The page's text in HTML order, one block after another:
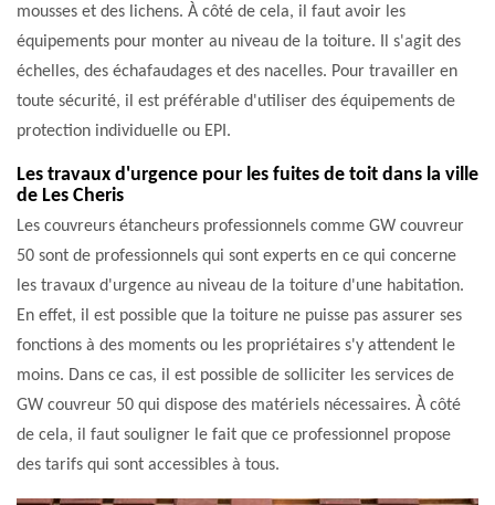
mousses et des lichens. À côté de cela, il faut avoir les
équipements pour monter au niveau de la toiture. Il s'agit des
échelles, des échafaudages et des nacelles. Pour travailler en
toute sécurité, il est préférable d'utiliser des équipements de
protection individuelle ou EPI.
Les travaux d'urgence pour les fuites de toit dans la ville
de Les Cheris
Les couvreurs étancheurs professionnels comme GW couvreur
50 sont de professionnels qui sont experts en ce qui concerne
les travaux d'urgence au niveau de la toiture d'une habitation.
En effet, il est possible que la toiture ne puisse pas assurer ses
fonctions à des moments ou les propriétaires s'y attendent le
moins. Dans ce cas, il est possible de solliciter les services de
GW couvreur 50 qui dispose des matériels nécessaires. À côté
de cela, il faut souligner le fait que ce professionnel propose
des tarifs qui sont accessibles à tous.